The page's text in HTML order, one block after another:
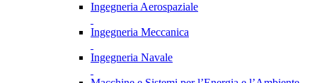
Ingegneria Aerospaziale
Ingegneria Meccanica
Ingegneria Navale